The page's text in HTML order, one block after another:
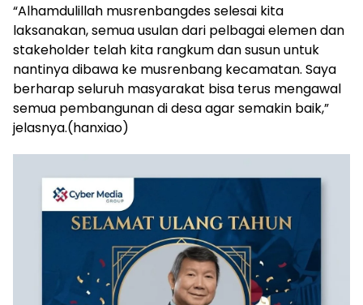
“Alhamdulillah musrenbangdes selesai kita
laksanakan, semua usulan dari pelbagai elemen dan
stakeholder telah kita rangkum dan susun untuk
nantinya dibawa ke musrenbang kecamatan. Saya
berharap seluruh masyarakat bisa terus mengawal
semua pembangunan di desa agar semakin baik,”
jelasnya.(hanxiao)